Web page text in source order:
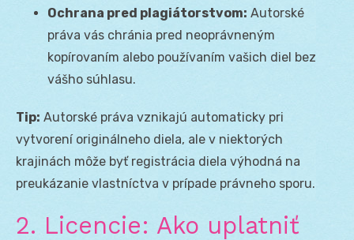
Ochrana pred plagiátorstvom: Autorské
práva vás chránia pred neoprávneným
kopírovaním alebo používaním vašich diel bez
vášho súhlasu.
Tip: Autorské práva vznikajú automaticky pri
vytvorení originálneho diela, ale v niektorých
krajinách môže byť registrácia diela výhodná na
preukázanie vlastníctva v prípade právneho sporu.
2. Licencie: Ako uplatniť